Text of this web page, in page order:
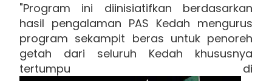
"Program ini diinisiatifkan berdasarkan
hasil pengalaman PAS Kedah mengurus
program sekampit beras untuk penoreh
getah dari seluruh Kedah khususnya
tertumpu di